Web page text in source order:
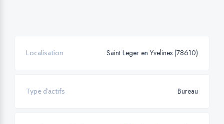
Localisation Saint Leger en Yvelines (78610)
Type d’actifs Bureau